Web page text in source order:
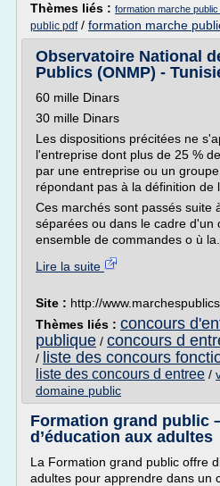
Thèmes liés : formation marche
public pdf/ formation marche
Observatoire National
Publics (ONMP) -
60 mille Dinars
30 mille Dinars
Les dispositions précitées ne
l'entreprise dont plus de 25 %
par une entreprise ou un
répondant pas à la définition de
Ces marchés sont passés suite
séparées ou dans le cadre d'un
ensemble de commandes o ù la...
Lire la suite
Site : http://
Thèmes liés : concours
publique / concours d
/ liste des concours
liste des concours d entree /
domaine public
Formation grand public
d’éducation aux adultes
La Formation grand public offre
adultes pour apprendre dans un